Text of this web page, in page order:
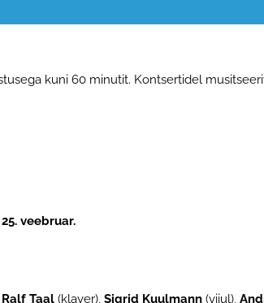
kuni 60 minutit. Kontsertidel
25. veebruar.
Ralf Taal (klaver), Sigrid Kuulmann (viiul),